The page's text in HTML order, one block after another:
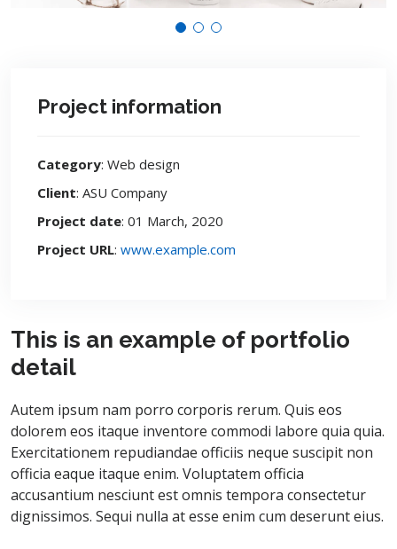
Project information
Category: Web design
Client: ASU Company
Project date: 01 March, 2020
Project URL: www.example.com
This is an example of portfolio
detail
Autem ipsum nam porro corporis rerum. Quis eos
dolorem eos itaque inventore commodi labore quia quia.
Exercitationem repudiandae officiis neque suscipit non
officia eaque itaque enim. Voluptatem officia
accusantium nesciunt est omnis tempora consectetur
dignissimos. Sequi nulla at esse enim cum deserunt eius.